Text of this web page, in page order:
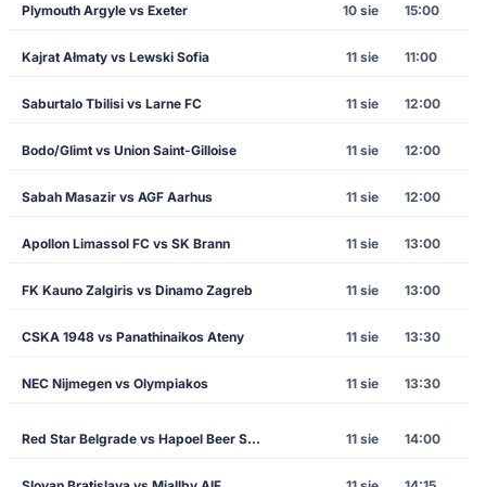
Plymouth Argyle vs Exeter 10 sie 15:00
Kajrat Ałmaty vs Lewski Sofia 11 sie 11:00
Saburtalo Tbilisi vs Larne FC 11 sie 12:00
Bodo/Glimt vs Union Saint-Gilloise 11 sie 12:00
Sabah Masazir vs AGF Aarhus 11 sie 12:00
Apollon Limassol FC vs SK Brann 11 sie 13:00
FK Kauno Zalgiris vs Dinamo Zagreb 11 sie 13:00
CSKA 1948 vs Panathinaikos Ateny 11 sie 13:30
NEC Nijmegen vs Olympiakos 11 sie 13:30
Red Star Belgrade vs Hapoel Beer Sheva 11 sie 14:00